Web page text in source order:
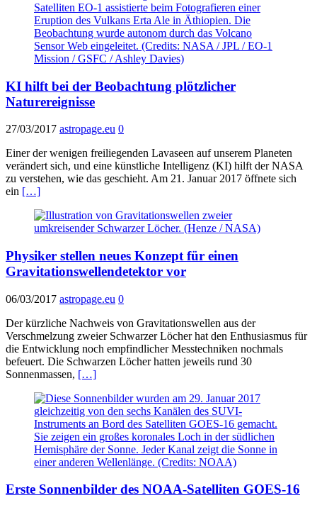
KI hilft bei der Beobachtung plötzlicher
Naturereignisse
27/03/2017 astropage.eu 0
Einer der wenigen freiliegenden Lavaseen auf unserem Planeten
verändert sich, und eine künstliche Intelligenz (KI) hilft der NASA
zu verstehen, wie das geschieht. Am 21. Januar 2017 öffnete sich
ein […]
Physiker stellen neues Konzept für einen
Gravitationswellendetektor vor
06/03/2017 astropage.eu 0
Der kürzliche Nachweis von Gravitationswellen aus der
Verschmelzung zweier Schwarzer Löcher hat den Enthusiasmus für
die Entwicklung noch empfindlicher Messtechniken nochmals
befeuert. Die Schwarzen Löcher hatten jeweils rund 30
Sonnenmassen, […]
Erste Sonnenbilder des NOAA-Satelliten GOES-16